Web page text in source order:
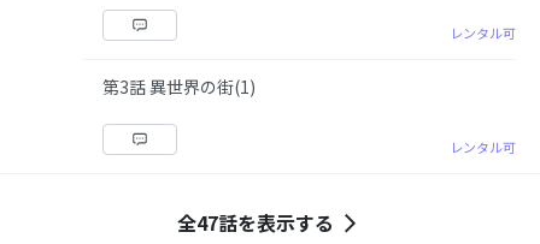
レンタル可
第3話 異世界の街(1)
レンタル可
全47話を表示する